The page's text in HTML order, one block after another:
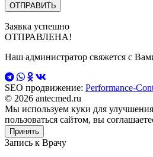
Заявка успешно
ОТПРАВЛЕНА!
Наш администратор свяжется с
SEO продвижение: Performance-
© 2026 antecmed.ru
Мы используем куки для
пользоваться сайтом, вы
Принять
Запись к Врачу